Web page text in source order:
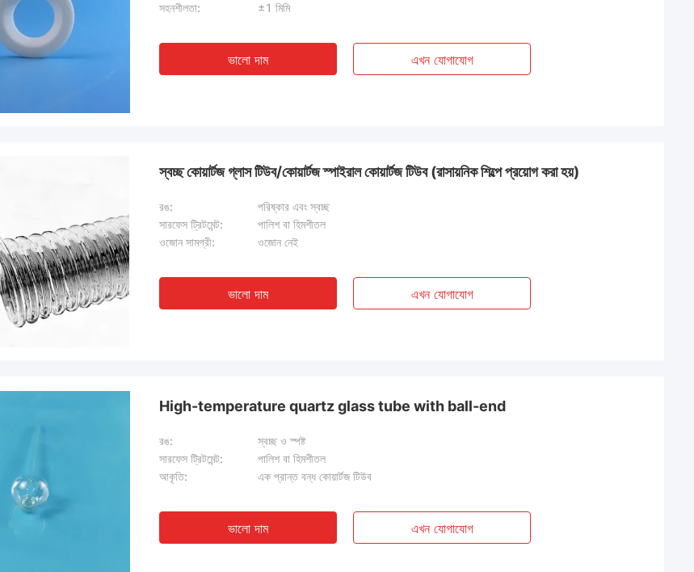
সহনশীলতা:
±1 মিমি
ভালো দাম এখন যোগাযোগ
স্বচ্ছ কোয়ার্টজ গ্লাস টিউব/কোয়ার্টজ স্পাইরাল কোয়ার্টজ টিউব (রাসায়নিক শিল্পে প্রয়োগ করা হয়)
রঙ:
পরিষ্কার এবং স্বচ্ছ
সারফেস ট্রিটমেন্ট:
পালিশ বা হিমশীতল
ওজোন সামগ্রী:
ওজোন নেই
ভালো দাম এখন যোগাযোগ
High-temperature quartz glass tube with ball-end
রঙ:
স্বচ্ছ ও স্পষ্ট
সারফেস ট্রিটমেন্ট:
পালিশ বা হিমশীতল
আকৃতি:
এক প্রান্ত বন্ধ কোয়ার্টজ টিউব
ভালো দাম এখন যোগাযোগ